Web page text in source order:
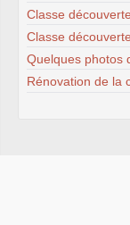
Classe
Classe
Quelques photos
Rénovation de la